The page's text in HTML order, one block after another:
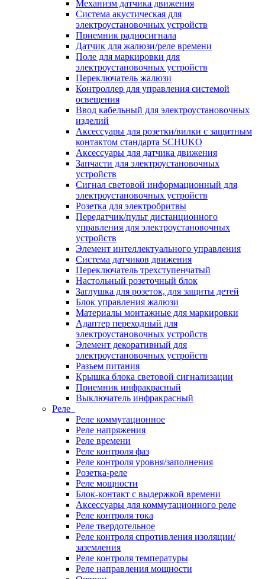
Механизм датчика движения
Система акустическая для
электроустановочных устройств
Приемник радиосигнала
Датчик для жалюзи/реле времени
Поле для маркировки для
электроустановочных устройств
Переключатель жалюзи
Контроллер для управления системой
освещения
Ввод кабельный для электроустановочных
изделий
Аксессуары для розетки/вилки с защитным
контактом стандарта SCHUKO
Аксессуары для датчика движения
Запчасти для электроустановочных
устройств
Сигнал световой информационный для
электроустановочных устройств
Розетка для электробритвы
Передатчик/пульт дистанционного
управления для электроустановочных
устройств
Элемент интеллектуального управления
Система датчиков движения
Переключатель трехступенчатый
Настольный розеточный блок
Заглушка для розеток, для защиты детей
Блок управления жалюзи
Материалы монтажные для маркировки
Адаптер переходный для
электроустановочных устройств
Элемент декоративный для
электроустановочных устройств
Разъем питания
Крышка блока световой сигнализации
Приемник инфракрасный
Выключатель инфракрасный
Реле
Реле коммутационное
Реле напряжения
Реле времени
Реле контроля фаз
Реле контроля уровня/заполнения
Розетка-реле
Реле мощности
Блок-контакт с выдержкой времени
Аксессуары для коммутационного реле
Реле контроля тока
Реле твердотельное
Реле контроля спротивления изоляции/
заземления
Реле контроля температуры
Реле направления мощности